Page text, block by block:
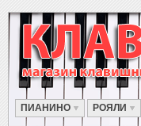
ПИАНИНО РОЯЛИ